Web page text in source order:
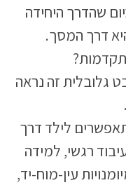
שהדרך היחידה
דרך המסך.
גלובלית זה נראה
לילד דרך
רגשי, למידה
עין-מוח-יד,